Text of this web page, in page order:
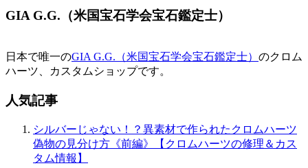
GIA G.G.（米国宝石学会宝石鑑定士）
日本で唯一のGIA G.G.（米国宝石学会宝石鑑定士） のクロム
ハーツ、カスタムショップです。
人気記事
シルバーじゃない！？異素材で作られたクロムハーツ
偽物の見分け方《前編》【クロムハーツの修理＆カス
タム情報】